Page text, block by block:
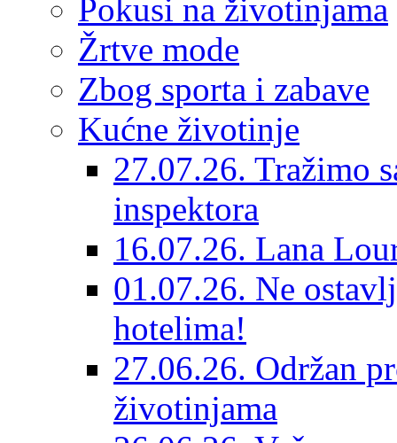
Pokusi na životinjama
Žrtve mode
Zbog sporta i zabave
Kućne životinje
27.07.26. Tražimo
inspektora
16.07.26. Lana
01.07.26. Ne
hotelima!
27.06.26. Održan
životinjama